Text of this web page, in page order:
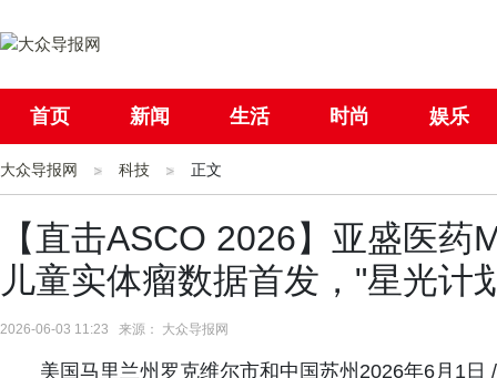
首页 新闻 生活 时尚 娱乐
社会 国际
大众导报网 科技 正文
【直击ASCO 2026】亚盛医
儿童实体瘤数据首发，"星光计
2026-06-03 11:23 来源： 大众导报网
美国马里兰州罗克维尔市和中国苏州2026年6月1日